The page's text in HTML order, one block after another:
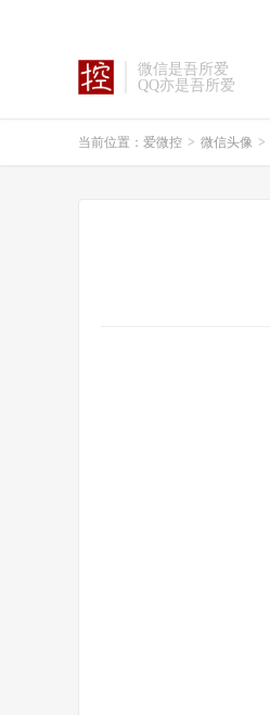
微信是吾所爱
QQ亦是吾所爱
当前位置： 爱微控 > 微信头像 >